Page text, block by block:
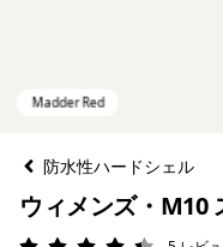
防水性ハードシェル
ウィメンズ・M10